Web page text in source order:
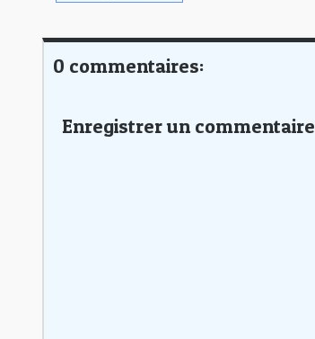
0 commentaires:
Enregistrer un commentaire